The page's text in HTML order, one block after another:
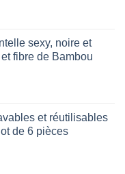
sexy, noire et
fibre de Bambou
et réutilisables
de 6 pièces